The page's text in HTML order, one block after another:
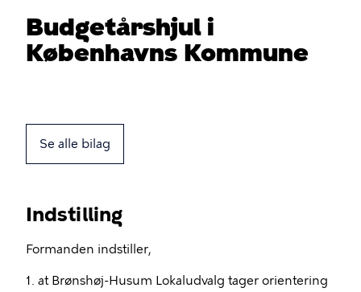
Budgetårshjul i
Københavns Kommune
Se alle bilag
Indstilling
Formanden indstiller,
1. at Brønshøj-Husum Lokaludvalg tager orientering